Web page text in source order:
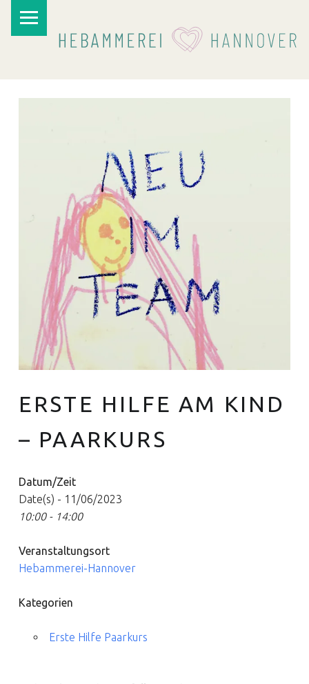
ERSTE HILFE AM KIND
– PAARKURS
Datum/Zeit
Date(s) - 11/06/2023
10:00 - 14:00
Veranstaltungsort
Hebammerei-Hannover
Kategorien
Erste Hilfe Paarkurs